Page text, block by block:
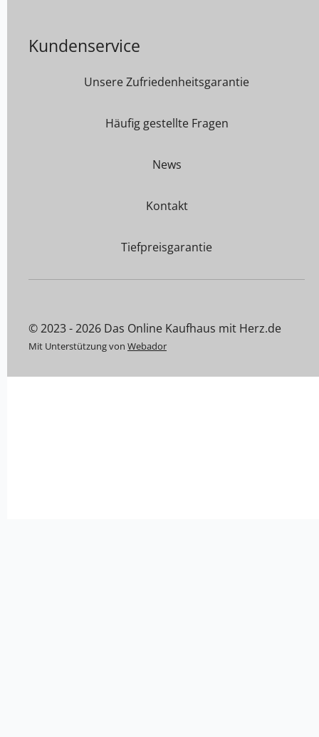
Kundenservice
Unsere Zufriedenheitsgarantie
Häufig gestellte Fragen
News
Kontakt
Tiefpreisgarantie
© 2023 - 2026 Das Online Kaufhaus mit Herz.de
Mit Unterstützung von Webador